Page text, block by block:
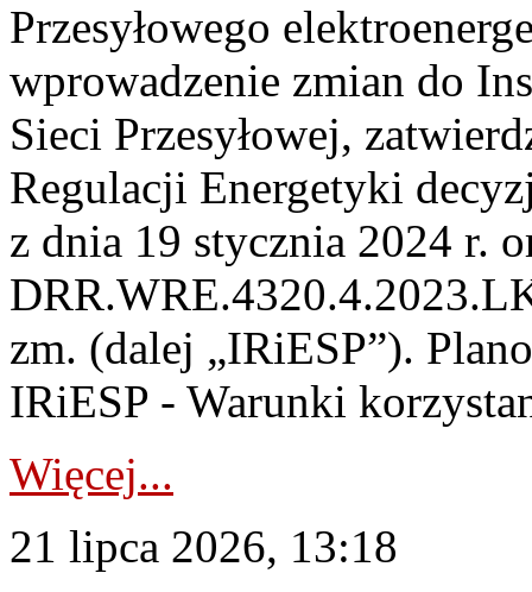
Przesyłowego
wprowadzenie zmian do
Sieci Przesyłowej,
Regulacji Energetyki
z dnia 19 stycznia 2024 r.
zm. (dalej „IRiESP”).
IRiESP - Warunki
Więcej...
21 lipca 2026, 13:18